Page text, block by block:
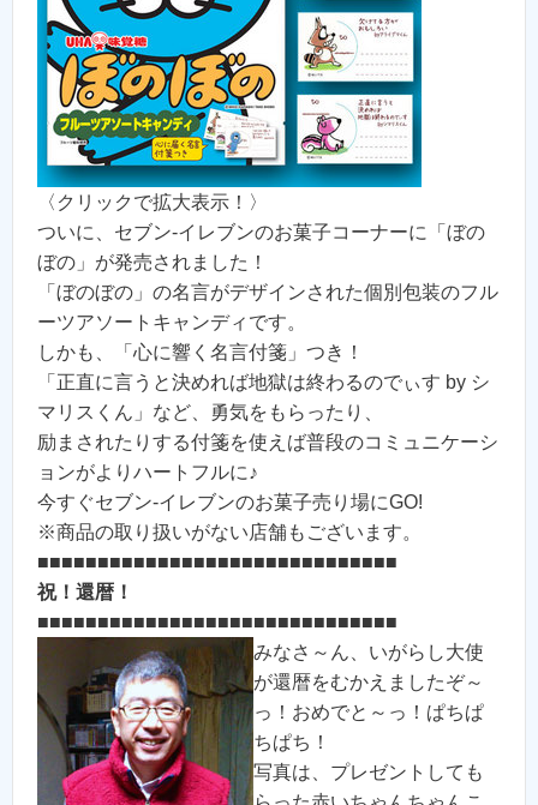
〈クリックで拡大表示！〉
ついに、セブン-イレブンのお菓子コーナーに「ぼの
ぼの」が発売されました！
「ぼのぼの」の名言がデザインされた個別包装のフル
ーツアソートキャンディです。
しかも、「心に響く名言付箋」つき！
「正直に言うと決めれば地獄は終わるのでぃす by シ
マリスくん」など、勇気をもらったり、
励まされたりする付箋を使えば普段のコミュニケーシ
ョンがよりハートフルに♪
今すぐセブン-イレブンのお菓子売り場にGO!
※商品の取り扱いがない店舗もございます。
■■■■■■■■■■■■■■■■■■■■■■■■■■■■■■
祝！還暦！
■■■■■■■■■■■■■■■■■■■■■■■■■■■■■■
みなさ～ん、いがらし大使
が還暦をむかえましたぞ～
っ！おめでと～っ！ぱちぱ
ちぱち！
写真は、プレゼントしても